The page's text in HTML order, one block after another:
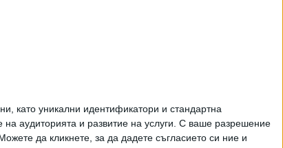
като уникални идентификатори и стандартна
аудиторията и развитие на услуги. С ваше разрешение
да кликнете, за да дадете съгласието си ние и